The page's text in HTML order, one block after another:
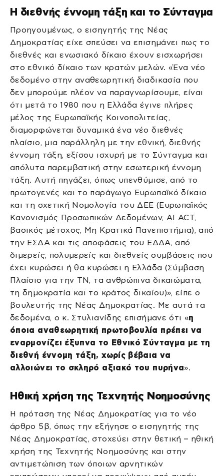
Η διεθνής έννομη τάξη και το Σύνταγμα
Προηγουμένως, ο εισηγητής της Νέας
Δημοκρατίας είχε σπεύσει να επισημάνει πως το
διεθνές και ενωσιακό δίκαιο έχουν εισχωρήσει
στο εθνικό δίκαιο των κρατών μελών. «Ένα νέο
δεδομένο στην αναθεωρητική διαδικασία που
δεν μπορούμε πλέον να παραγνωρίσουμε, είναι
ότι μετά το 1980 που η Ελλάδα έγινε πλήρες
μέλος της Ευρωπαϊκής Κοινοπολιτείας,
διαμορφώνεται δυναμικά ένα νέο διεθνές
πλαίσιο, μια παράλληλη με την εθνική, διεθνής
έννομη τάξη, εξίσου ισχυρή με το Σύνταγμα και
απόλυτα παρεμβατική στην εσωτερική έννομη
τάξη. Αυτή πηγάζει, όπως υπενθύμισε, από το
πρωτογενές και το παράγωγο Ευρωπαϊκό δίκαιο
και τη σχετική Νομολογία του ΔΕΕ (Ευρωπαϊκός
Κανονισμός Προσωπικών Δεδομένων, AI ACT,
βασικός μέτοχος, Μη Κρατικά Πανεπιστήμια), από
την ΕΣΔΑ και τις αποφάσεις του ΕΔΔΑ, από
διμερείς, πολυμερείς και διεθνείς συμβάσεις που
έχει κυρώσει ή θα κυρώσει η Ελλάδα (Σύμβαση
Πλαίσιο για την ΤΝ, τα ανθρώπινα δικαιώματα,
τη δημοκρατία και το κράτος δικαίου)», είπε ο
βουλευτής της Νέας Δημοκρατίας. Με αυτά τα
δεδομένα, ο κ. Στυλιανίδης επισήμανε ότι «η
όποια αναθεωρητική πρωτοβουλία πρέπει να
εναρμονίζει έξυπνα το Εθνικό Σύνταγμα με τη
διεθνή έννομη τάξη, χωρίς βέβαια να
αλλοιώνει το σκληρό αξιακό του πυρήνα».
Ηθική χρήση της Τεχνητής Νοημοσύνης
Η πρόταση της Νέας Δημοκρατίας για το νέο
άρθρο 5β, όπως την εξήγησε ο εισηγητής της
Νέας Δημοκρατίας, στοχεύει στην θετική – ηθική
χρήση της Τεχνητής Νοημοσύνης και στην
αντιμετώπιση των όποιων αρνητικών